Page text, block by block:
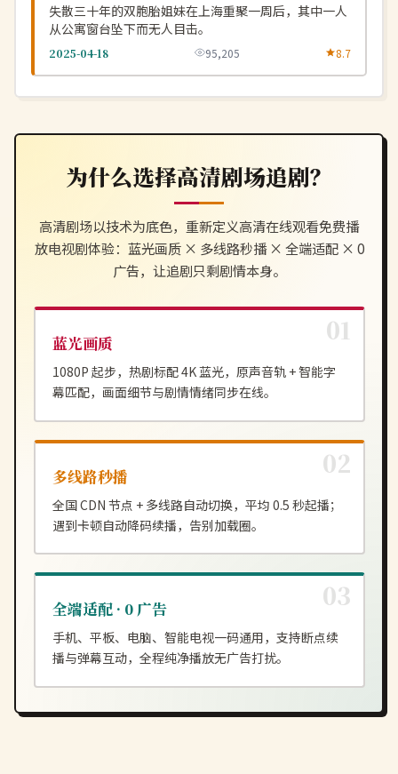
失散三十年的双胞胎姐妹在上海重聚一周后，其中一人
从公寓窗台坠下而无人目击。
2025-04-18 95,205 8.7
为什么选择高清剧场追剧？
高清剧场以技术为底色，重新定义高清在线观看免费播
放电视剧体验：蓝光画质 × 多线路秒播 × 全端适配 × 0
广告，让追剧只剩剧情本身。
蓝光画质
1080P 起步，热剧标配 4K 蓝光，原声音轨 + 智能字
幕匹配，画面细节与剧情情绪同步在线。
多线路秒播
全国 CDN 节点 + 多线路自动切换，平均 0.5 秒起播；
遇到卡顿自动降码续播，告别加载圈。
全端适配 · 0 广告
手机、平板、电脑、智能电视一码通用，支持断点续
播与弹幕互动，全程纯净播放无广告打扰。